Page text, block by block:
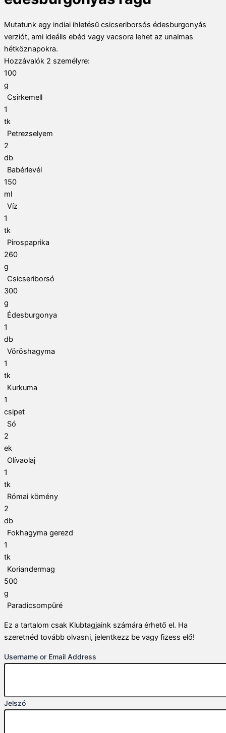
Mutatunk egy indiai ihletésű csicseriborsós édesburgonyás
verziót, ami ideális ebéd vagy vacsora lehet az unalmas
hétköznapokra.
Hozzávalók 2 személyre:
100
g
Csirkemell
1
tk
Petrezselyem
2
db
Babérlevél
150
ml
Víz
1
tk
Pirospaprika
260
g
Csicseriborsó
300
g
Édesburgonya
1
db
Vöröshagyma
1
tk
Kurkuma
1
csipet
Só
2
ek
Olívaolaj
1
tk
Római kömény
2
db
Fokhagyma gerezd
1
tk
Koriandermag
500
g
Paradicsompüré
Ez a tartalom csak Klubtagjaink számára érhető el. Ha
szeretnéd tovább olvasni, jelentkezz be vagy fizess elő!
Username or Email Address
Jelszó